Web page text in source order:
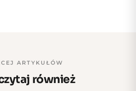
ARTYKUŁÓW
również